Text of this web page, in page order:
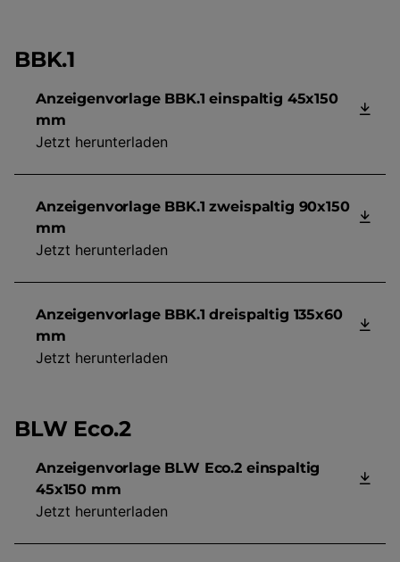
BBK.1
Anzeigenvorlage BBK.1 einspaltig 45x150
mm
Jetzt herunterladen
Anzeigenvorlage BBK.1 zweispaltig 90x150
mm
Jetzt herunterladen
Anzeigenvorlage BBK.1 dreispaltig 135x60
mm
Jetzt herunterladen
BLW Eco.2
Anzeigenvorlage BLW Eco.2 einspaltig
45x150 mm
Jetzt herunterladen